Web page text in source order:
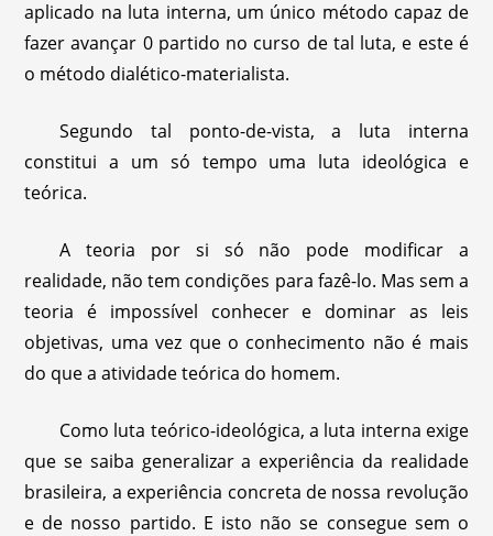
aplicado na luta interna, um único método capaz de
fazer avançar 0 partido no curso de tal luta, e este é
o método dialético-materialista.
Segundo tal ponto-de-vista, a luta interna
constitui a um só tempo uma luta ideológica e
teórica.
A teoria por si só não pode modificar a
realidade, não tem condições para fazê-lo. Mas sem a
teoria é impossível conhecer e dominar as leis
objetivas, uma vez que o conhecimento não é mais
do que a atividade teórica do homem.
Como luta teórico-ideológica, a luta interna exige
que se saiba generalizar a experiência da realidade
brasileira, a experiência concreta de nossa revolução
e de nosso partido. E isto não se consegue sem o